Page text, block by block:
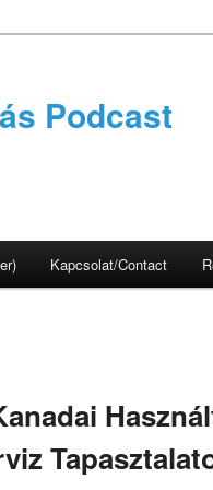
Podcast
Kapcsolat/Contact